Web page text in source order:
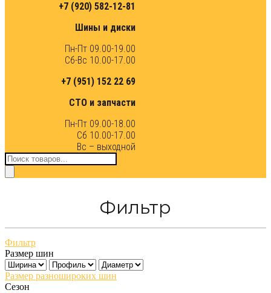
+7 (920) 582-12-81
Шины и диски
Пн-Пт 09.00-19.00
Сб-Вс 10.00-17.00
+7 (951) 152 22 69
СТО и запчасти
Пн-Пт 09.00-18.00
Сб 10.00-17.00
Вс – выходной
Поиск
товаров
Фильтр
Фильтр
Размер шин
Размер разношироких шин
Сезон